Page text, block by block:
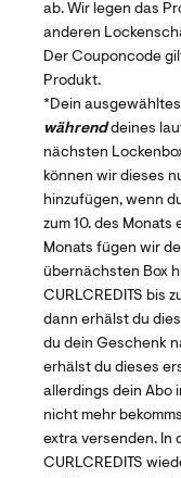
ab. Wir legen das
anderen
Der Couponcode
Produkt.
*Dein
währenddeines
nächsten
können wir dieses
hinzufügen, wenn
zum 10. des Monats
Monats fügen wir
übernächsten Box
CURLCREDITS bis
dann erhälst du
du dein Geschenk
erhälst du dieses
allerdings dein Abo
nicht mehr
extra versenden. In
CURLCREDITS